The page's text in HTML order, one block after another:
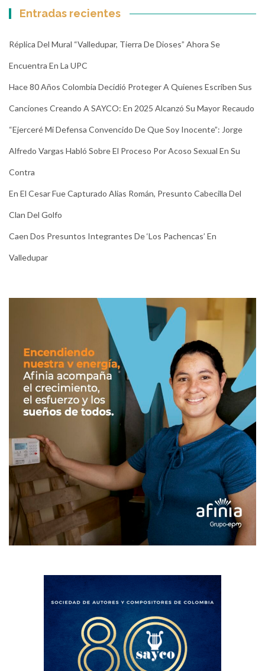
Entradas recientes
Réplica Del Mural “Valledupar, Tierra De Dioses” Ahora Se
Encuentra En La UPC
Hace 80 Años Colombia Decidió Proteger A Quienes Escriben Sus
Canciones Creando A SAYCO: En 2025 Alcanzó Su Mayor Recaudo
“Ejerceré Mi Defensa Convencido De Que Soy Inocente”: Jorge
Alfredo Vargas Habló Sobre El Proceso Por Acoso Sexual En Su
Contra
En El Cesar Fue Capturado Alias Román, Presunto Cabecilla Del
Clan Del Golfo
Caen Dos Presuntos Integrantes De ‘Los Pachencas’ En
Valledupar